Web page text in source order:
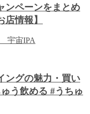
ンペーンをまとめ
情報】
ングの魅力・買い
う飲める #うちゅ